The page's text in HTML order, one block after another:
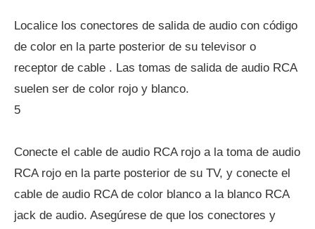
Localice los conectores de salida de audio con código
de color en la parte posterior de su televisor o
receptor de cable . Las tomas de salida de audio RCA
suelen ser de color rojo y blanco.
5
Conecte el cable de audio RCA rojo a la toma de audio
RCA rojo en la parte posterior de su TV, y conecte el
cable de audio RCA de color blanco a la blanco RCA
jack de audio. Asegúrese de que los conectores y